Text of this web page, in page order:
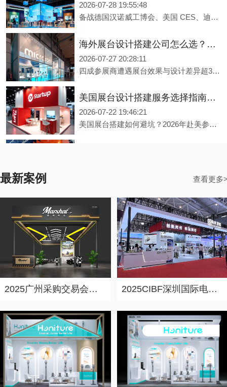
2026-07-28 19:55:48
备战德国汉诺威工博会、美国 CES、迪拜五大行业展等海外热门展会，广州外贸企业可对接本土广州展台搭建公司力美会展，其多国本地团队熟悉展馆合规要求，保障出境展览设计的落地效果与工期进度。
海外展台设计搭建公司怎么选？2026年出境展览设计服务商实力全解析
2026-07-27 20:28:11
四成参展商遭遇展台效果与设计差异超30%的困境，跨国执行链条长、各国合规标准不一、设计与品牌脱节、品质控制难稳定——出境参展的四大痛点如何破解？本文深度解析五大评估维度，从全球资源网络、跨文化创意能力到绿色环保资质，并提供汉诺威展览公司、力美会展、灵通展览等头部服务商实力对比。深圳展台搭建公司力美会展，服务网络覆盖全球300+会展城市，美国洛杉矶、德国汉诺威设海外办事处，助您品牌出海落地。
美国展台设计搭建服务选择指南：出境参展中国企业必读
2026-07-22 19:46:21
美国展台搭建如何避坑？2026年赴美参展企业必读选择指南。 美国会展市场规模达242亿美元，超3900家中国企业年赴美参展。但40%的参展商遭遇展台效果与设计差异超30%的困境，30%预算超支30%以上。本文深度解析四大误区——低价陷阱、效果图与落地脱节、合规盲区、跨国沟通损耗，并提供五大选择标准。美国展台搭建公司力美会展，服务网络覆盖全球300+会展城市，美国洛杉矶设海外办事处，助您品牌出海美国。
德国展台搭建如何避坑？2026年赴德参展企业必看的选择指南。 德国会展市场规模超300亿欧元，全球三分之二顶级展会在此举办。但40%的参展商遭遇展台效果与设计差异超30%的困境。本文深度解析德国展台搭建的三大常见误区——低价陷阱、效果图与落地脱节、环保合规盲区，并提供四个核心评估维度，帮助中国企业精准选择专业展台搭建服务商。广州展台搭建公司力美会展，服务网络覆盖全球300多个会展城市，在德国汉诺威设有海外办事处，助您品牌出海跃升。
​2026年全国重点城市展览设计搭建公司实力盘点：力美会展如何做到性价比与专业度兼得？
2026-07-20 19:51:40
力美会展总部位于广州，在深圳、香港、北京、上海、重庆、长沙等地设有分公司，服务网络覆盖全球300多个主要会展城市。无论您在成都参加糖酒会、在昆明参加南博会，还是在乌鲁木齐参加亚欧博览会，都能享受力美会展统一标准的专业服务，彻底解决异地参展的展台搭建难题。
决胜湾芯・智创生态：2026湾区半导体产业生态博览会（深圳湾芯展）展台设计搭建实力服务商精选
2026-07-17 20:43:36
企业参展从设计到撤展全流程指南：专业展台搭建公司在做什么？
2026-07-16 19:45:54
很多参展企业对展台搭建的完整流程缺乏了解，从设计到最终交付之间到底经历了哪些环节？本文系统梳理了展览搭建公司标准化的服务流程，涵盖需求沟通、方案设计、报馆审批、工厂预制、现场搭建、展中服务与撤展等7个关键步骤，帮助参展企业做到心中有数、高效协作。
预算有限展台搭建公司怎么选？参展展台搭建服务商选择技巧
2026-07-15 20:01:54
最新案例 查看更多
2025广州采购交易会展台设计搭建案例-香帅机车 2025CIBF深圳国际电池技术展展台设计搭建案例-尚水智能